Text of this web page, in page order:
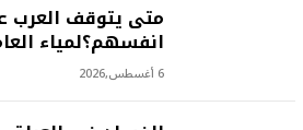
متى يتوقف
انفسهم؟لمياء
6 أغسطس,2026